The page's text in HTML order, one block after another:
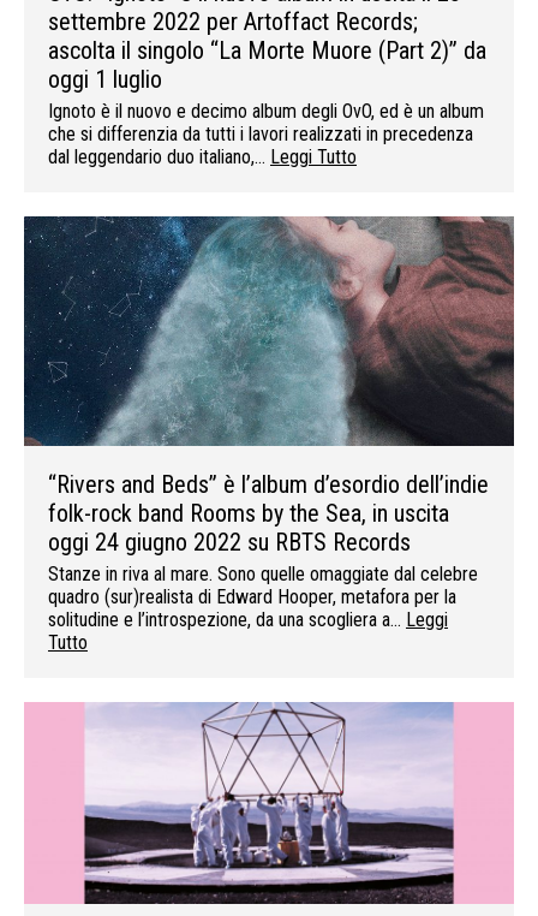
settembre 2022 per Artoffact Records;
ascolta il singolo “La Morte Muore (Part 2)” da
oggi 1 luglio
Ignoto è il nuovo e decimo album degli OvO, ed è un album
che si differenzia da tutti i lavori realizzati in precedenza
dal leggendario duo italiano,… Leggi Tutto
“Rivers and Beds” è l’album d’esordio dell’indie
folk-rock band Rooms by the Sea, in uscita
oggi 24 giugno 2022 su RBTS Records
Stanze in riva al mare. Sono quelle omaggiate dal celebre
quadro (sur)realista di Edward Hooper, metafora per la
solitudine e l’introspezione, da una scogliera a… Leggi
Tutto